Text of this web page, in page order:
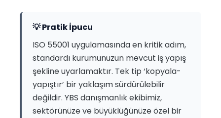
💡 Pratik İpucu
ISO 55001 uygulamasında en kritik adım,
standardı kurumunuzun mevcut iş yapış
şekline uyarlamaktır. Tek tip ‘kopyala-
yapıştır’ bir yaklaşım sürdürülebilir
değildir. YBS danışmanlık ekibimiz,
sektörünüze ve büyüklüğünüze özel bir